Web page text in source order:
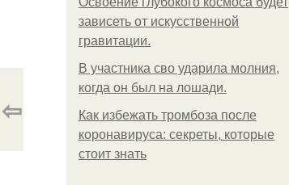
зависеть от искусственной
гравитации.
В участника сво ударила молния,
когда он был на лошади.
Как избежать тромбоза после
коронавируса: секреты, которые
стоит знать
⇦